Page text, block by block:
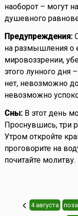
наоборот – могут
душевного
Предупреждения:
на размышления о
мировоззрении,
этого лунного дня
нет, невозможно
невозможно
Сны:В этот день
Проснувшись, три
Утром откройте
проговорите на
почитайте молитву.
4 августа